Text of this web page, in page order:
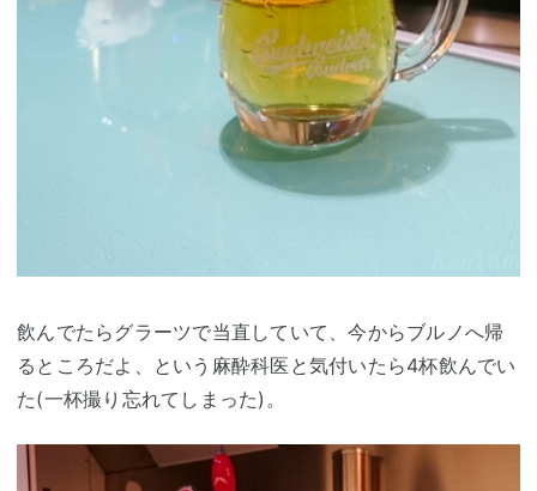
飲んでたらグラーツで当直していて、今からブルノへ帰
るところだよ、という麻酔科医と気付いたら4杯飲んでい
た(一杯撮り忘れてしまった)。